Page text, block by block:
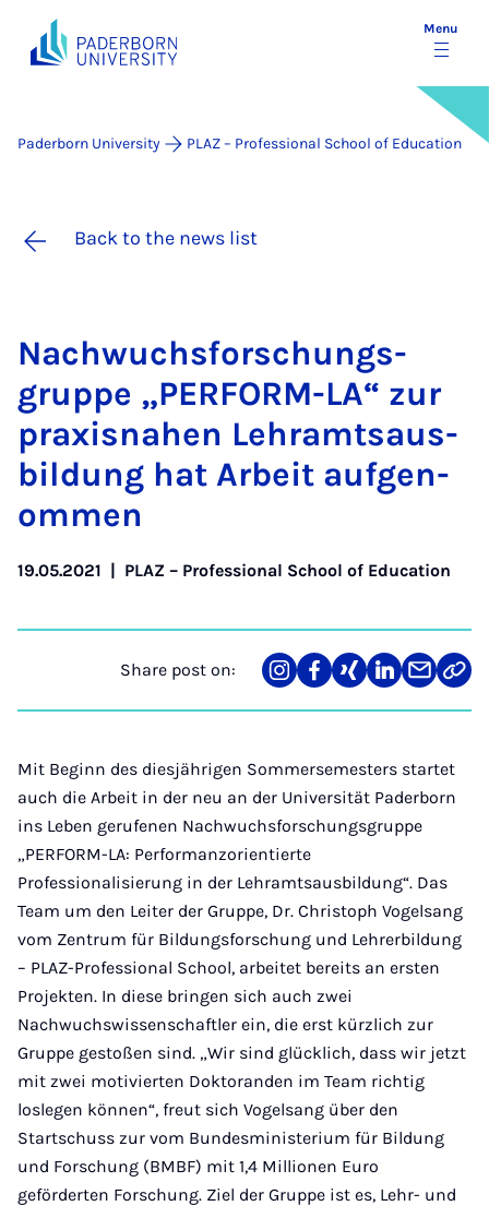
Menu
Paderborn University PLAZ – Professional School of Education
Back to the news list
Nachwuchs­forschungs­
gruppe „PER­FORM-LA“ zur
prax­is­na­hen Lehramt­saus­
b­ildung hat Arbeit auf­gen­
om­men
19.05.2021 | PLAZ – Professional School of Education
Share post on:
Share
on
Teilen
auf
Teilen
auf
Teilen
auf
Teilen
über
Mail
Link
Mit Beginn des diesjährigen Sommersemesters startet
auch die Arbeit in der neu an der Universität Paderborn
ins Leben gerufenen Nachwuchsforschungsgruppe
„PERFORM-LA: Performanzorientierte
Professionalisierung in der Lehramtsausbildung“. Das
Team um den Leiter der Gruppe, Dr. Christoph Vogelsang
vom Zentrum für Bildungsforschung und Lehrerbildung
– PLAZ-Professional School, arbeitet bereits an ersten
Projekten. In diese bringen sich auch zwei
Nachwuchswissenschaftler ein, die erst kürzlich zur
Gruppe gestoßen sind. „Wir sind glücklich, dass wir jetzt
mit zwei motivierten Doktoranden im Team richtig
loslegen können“, freut sich Vogelsang über den
Startschuss zur vom Bundesministerium für Bildung
und Forschung (BMBF) mit 1,4 Millionen Euro
geförderten Forschung. Ziel der Gruppe ist es, Lehr- und